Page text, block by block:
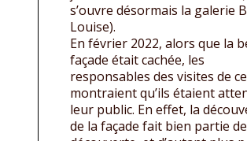
s’ouvre désormais la galerie
Louise).
En février 2022, alors que la
façade était cachée, les
responsables des visites de
montraient qu’ils étaient
leur public. En effet, la
de la façade fait bien partie